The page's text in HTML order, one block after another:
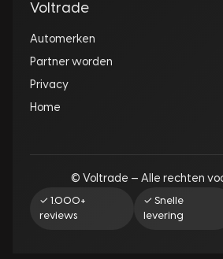
Voltrade
Automerken
Partner worden
Privacy
Home
© Voltrade — Alle rechten
✓ 1.000+
reviews
✓ Snelle
levering